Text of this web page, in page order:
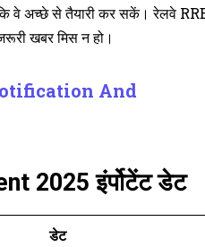
वे अच्छे से तैयारी कर सकें। रेलवे
खबर मिस न हो।
And
2025 इंर्पोटेंट डेट
डेट